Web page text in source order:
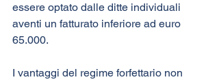
essere optato dalle ditte individuali
aventi un fatturato inferiore ad euro
65.000.
I vantaggi del regime forfettario non